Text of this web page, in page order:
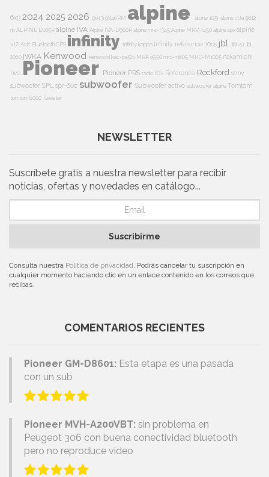
6x9 2024 2025 2026 9613i9846RM alpine alpine 105r alpine cda 9812
rbALPINE D105Ralpine IVA Alpine IVA-D900Ralpine mrv-f345Alpine MRV-f450alpine spxalpine
v12 Avic BluetoothGPS infinity Infinity kappa Infinity reference 10cs jbl Jbl 20 Jbl
2060 jWKA Kenwood kenwood kac-ps521 MRA d550mrd-m605 MRD-M1005 nakamichi
nve Pioneer Pioneer PRS radio rds Reference Rockford sony
subwoofer SPL spr-60c subwoofer Subwoofer activo subwoofer alpine Tomtom
tomtom 6000Tweeter
NEWSLETTER
Suscríbete gratis a nuestra newsletter para recibir
noticias, ofertas y novedades en catálogo...
Suscribirme
Consulta nuestra Política de privacidad. Podrás cancelar tu suscripción en
cualquier momento haciendo clic en un enlace contenido en los correos que
recibas.
COMENTARIOS RECIENTES
Pioneer GM-D8601: Esta etapa es una pasada
con un sub
Pioneer MVH-A200VBT: sin problema en
Peugeot 306 con buena conectividad bluetooth
pero no reproduce video